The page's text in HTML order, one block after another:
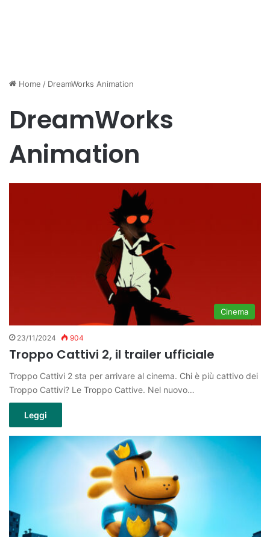
Home / DreamWorks Animation
DreamWorks
Animation
Cinema
23/11/2024 904
Troppo Cattivi 2, il trailer ufficiale
Troppo Cattivi 2 sta per arrivare al cinema. Chi è più cattivo dei
Troppo Cattivi? Le Troppo Cattive. Nel nuovo…
Leggi